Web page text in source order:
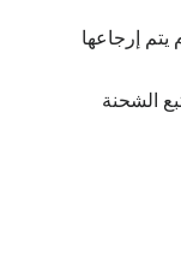
إرجاعها
الشحنة